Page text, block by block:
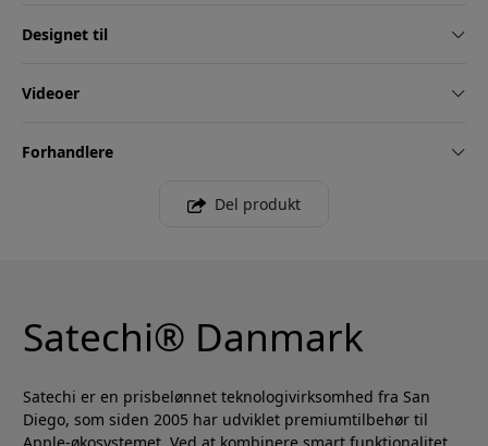
Designet til
Videoer
Forhandlere
Del produkt
Satechi® Danmark
Satechi er en prisbelønnet teknologivirksomhed fra San
Diego, som siden 2005 har udviklet premiumtilbehør til